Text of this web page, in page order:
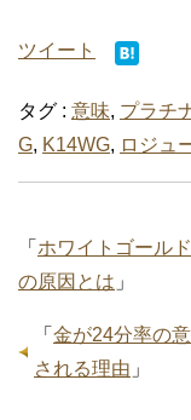
ツイート
タグ : 意味, プラチ
G, K14WG, ロジュ
「 ホワイトゴール
の原因とは 」
「 金が24分率の
される理由 」